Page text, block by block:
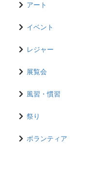
アート
イベント
レジャー
展覧会
風習・慣習
祭り
ボランティア